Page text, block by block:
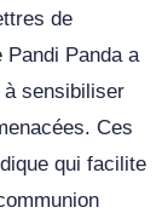
de
Panda a
à sensibiliser
Ces
qui facilite